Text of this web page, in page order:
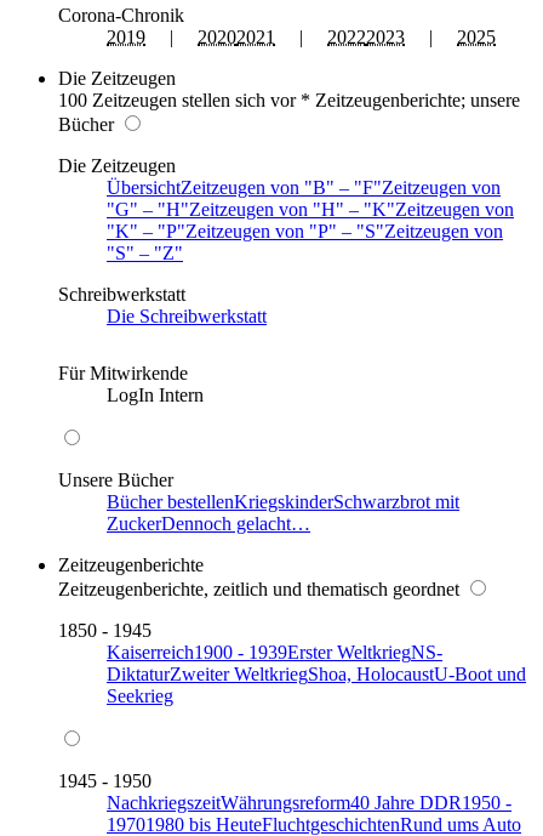
Corona-Chronik
2019 | 20202021 | 20222023 | 2025
Die Zeitzeugen
100 Zeitzeugen stellen sich vor * Zeitzeugenberichte; unsere
Bücher
Die Zeitzeugen
ÜbersichtZeitzeugen von B – F Zeitzeugen von
G
– H Zeitzeugen von H – K Zeitzeugen von
K
– P Zeitzeugen von P – S Zeitzeugen von
S
–
Z
Schreibwerkstatt
Die Schreibwerkstatt
Für Mitwirkende
LogIn Intern
Unsere Bücher
Bücher bestellenKriegskinderSchwarzbrot mit
ZuckerDennoch gelacht…
Zeitzeugenberichte
Zeitzeugenberichte, zeitlich und thematisch geordnet
1850 - 1945
Kaiserreich1900 - 1939Erster WeltkriegNS-
DiktaturZweiter WeltkriegShoa, HolocaustU-Boot und
Seekrieg
1945 - 1950
NachkriegszeitWährungsreform40 Jahre DDR1950 -
19701980 bis HeuteFluchtgeschichtenRund ums Auto